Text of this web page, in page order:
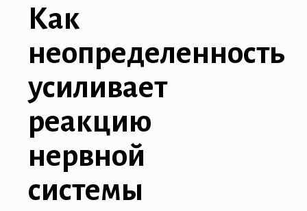
Как
неопределенность
усиливает
реакцию
нервной
системы